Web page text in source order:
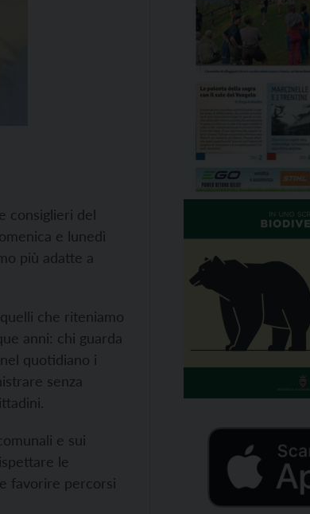
consiglieri del
e lunedì
più adatte a
che riteniamo
anni: chi guarda
quotidiano i
senza
e sui
le
favorire percorsi